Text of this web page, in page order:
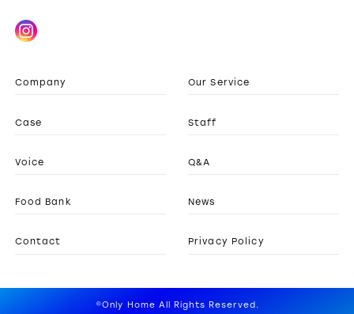
Company Our Service
Case Staff
Voice Q&A
Food Bank News
Contact Privacy Policy
©Only Home All Rights Reserved.